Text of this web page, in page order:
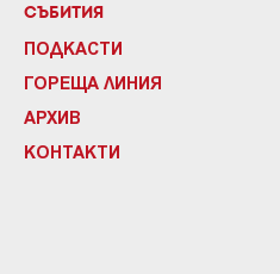
СЪБИТИЯ
ПОДКАСТИ
ГОРЕЩА ЛИНИЯ
АРХИВ
КОНТАКТИ